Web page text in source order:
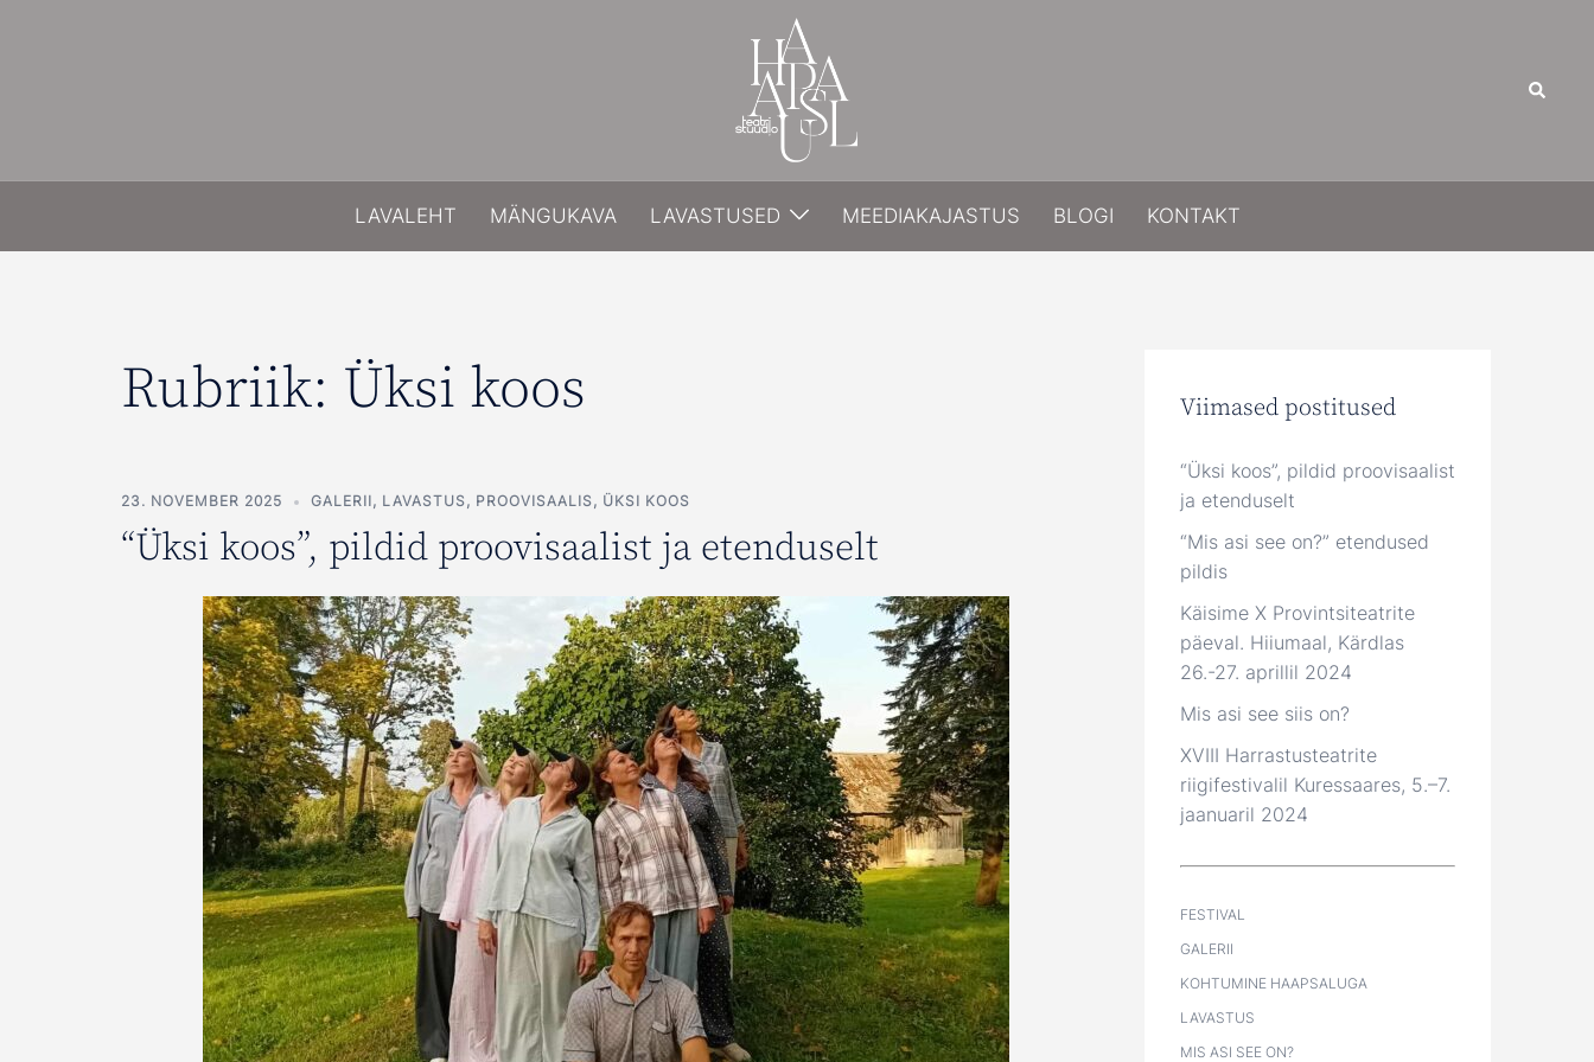
Search
LAVALEHT MÄNGUKAVA LAVASTUSED MEEDIAKAJASTUS BLOGI KONTAKT
Rubriik: Üksi koos
23. NOVEMBER 2025 GALERII, LAVASTUS, PROOVISAALIS, ÜKSI KOOS
“Üksi koos”, pildid proovisaalist ja etenduselt
Viimased postitused
“Üksi koos”, pildid proovisaalist
ja etenduselt
“Mis asi see on?” etendused
pildis
Käisime X Provintsiteatrite
päeval. Hiiumaal, Kärdlas
26.-27. aprillil 2024
Mis asi see siis on?
XVIII Harrastusteatrite
riigifestivalil Kuressaares, 5.–7.
jaanuaril 2024
FESTIVAL
GALERII
KOHTUMINE HAAPSALUGA
LAVASTUS
MIS ASI SEE ON?